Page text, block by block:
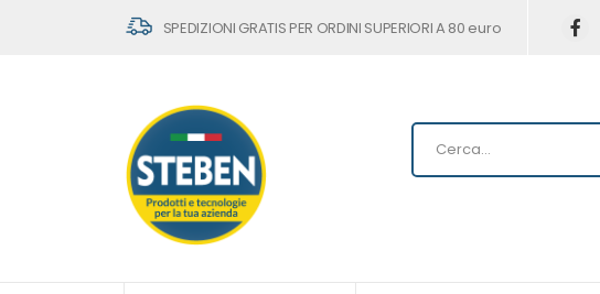
SPEDIZIONI GRATIS PER ORDINI SUPERIORI A 80 euro